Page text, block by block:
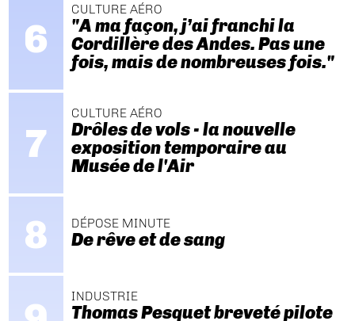
CULTURE AÉRO
"A ma façon, j’ai franchi la
Cordillère des Andes. Pas une
fois, mais de nombreuses fois."
CULTURE AÉRO
Drôles de vols - la nouvelle
exposition temporaire au
Musée de l'Air
DÉPOSE MINUTE
De rêve et de sang
INDUSTRIE
Thomas Pesquet breveté pilote